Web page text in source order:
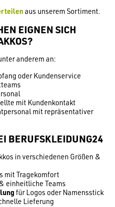
aus unserem Sortiment.
EIGNEN SICH
anderem an:
oder Kundenservice
mit Kundenkontakt
mit repräsentativer
BERUFSKLEIDUNG24
in verschiedenen Größen &
mit Tragekomfort
einheitliche Teams
für Logos oder Namensstick
Lieferung